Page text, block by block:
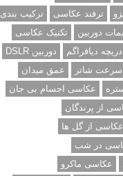
ترفند عکاسی
ترکیب بندی
دوربین
تکنیک عکاسی
دریچه دیافراگم
دوربین DSLR
سرعت شاتر
عمق میدان
عکاسی اجسام بی جان
از پرندگان
عکاسی از گل ها
در شب
عکاسی ماکرو